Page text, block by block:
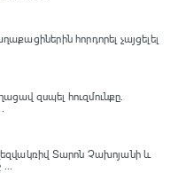
հորդորել չայցելել
զսպել հուզմունքը.
Տարոն Չախոյանի և